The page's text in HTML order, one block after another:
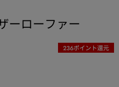
ーローファー
236ポイント還元